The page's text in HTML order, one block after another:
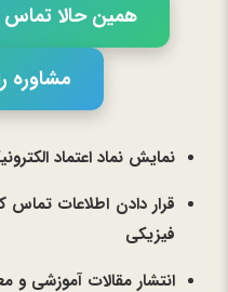
همین حالا تماس بگیرید:
مشاوره
نمایش نماد اعتماد
قرار دادن اطلاعات
فیزیکی
انتشار مقالات آموزشی